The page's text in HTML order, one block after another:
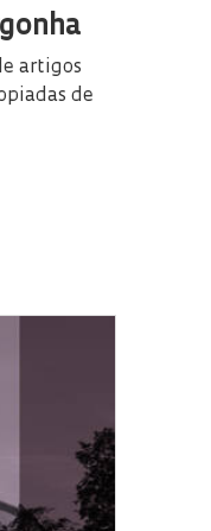
artigos
de